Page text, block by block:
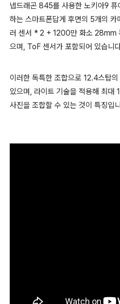
냅드래곤 845를 사용한 노키아9 퓨
하는 스마트폰답게 후면의 5개의
러 센서 * 2 + 1200만 화소 28mm
으며, ToF 센서가 포함되어 있습니
이러한 독특한 조합으로 12.4스탑
있으며, 라이트 기술을 적용해 최대
사진을 조합할 수 있는 것이 특징입